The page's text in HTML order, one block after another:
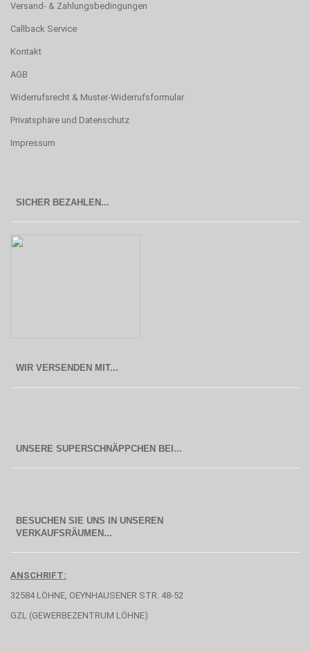
Versand- & Zahlungsbedingungen
Callback Service
Kontakt
AGB
Widerrufsrecht & Muster-Widerrufsformular
Privatsphäre und Datenschutz
Impressum
SICHER BEZAHLEN...
WIR VERSENDEN MIT...
BESUCHEN SIE UNS IN UNSEREN
VERKAUFSRÄUMEN...
ANSCHRIFT:
32584 LÖHNE, OEYNHAUSENER STR. 48-52
GZL (GEWERBEZENTRUM LÖHNE)